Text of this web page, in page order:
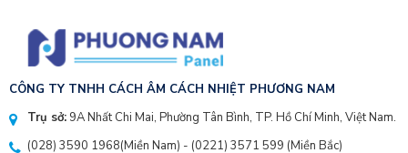
CÔNG TY TNHH CÁCH ÂM CÁCH NHIỆT PHƯƠNG NAM
Trụ sở: 9A Nhất Chi Mai, Phường Tân Bình, TP. Hồ Chí Minh, Việt Nam.
(028) 3590 1968(Miền Nam) - (0221) 3571 599 (Miền Bắc)